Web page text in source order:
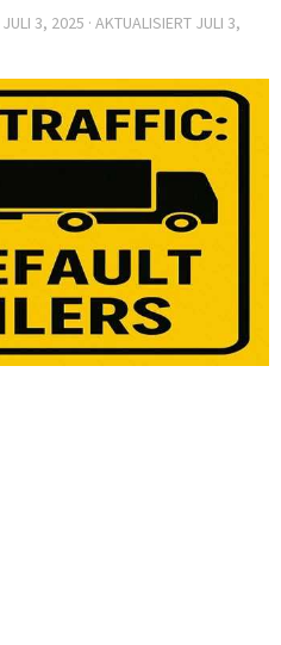
JULI 3, 2025 · AKTUALISIERT JULI 3,